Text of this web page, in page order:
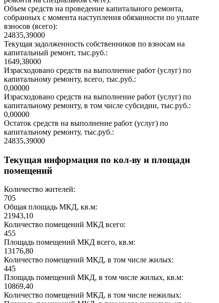
Объем средств на проведение капитального ремонта,
собранных с момента наступления обязанности по уплате
взносов (всего):
24835,39000
Текущая задолженность собственников по взносам на
капитальный ремонт, тыс.руб.:
1649,38000
Израсходовано средств на выполнение работ (услуг) по
капитальному ремонту, всего, тыс.руб.:
0,00000
Израсходовано средств на выполнение работ (услуг) по
капитальному ремонту, в том числе субсидии, тыс.руб.:
0,00000
Остаток средств на выполнение работ (услуг) по
капитальному ремонту, тыс.руб.:
24835,39000
Текущая информация по кол-ву и площади
помещений
Количество жителей:
705
Общая площадь МКД, кв.м:
21943,10
Количество помещений МКД всего:
455
Площадь помещений МКД всего, кв.м:
13176,80
Количество помещений МКД, в том числе жилых:
445
Площадь помещений МКД, в том числе жилых, кв.м:
10869,40
Количество помещений МКД, в том числе нежилых: